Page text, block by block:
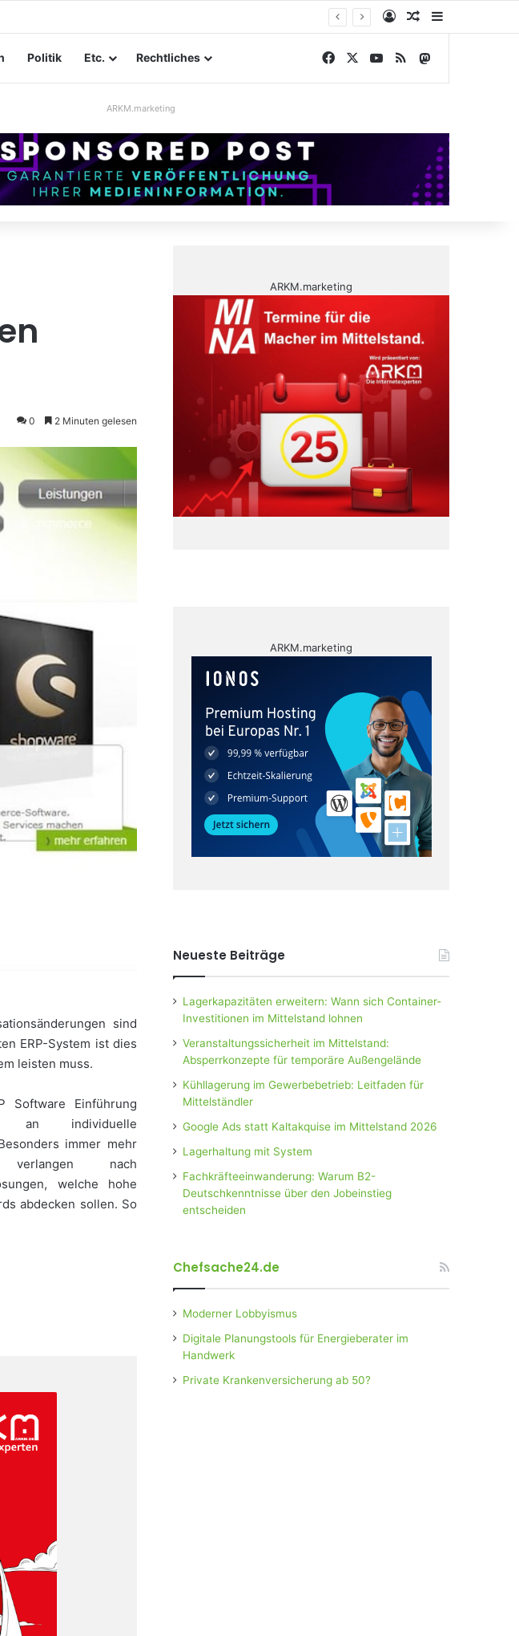
für temporäre Außengelände AnmeldenZufälliger
Politik Etc. Rechtliches Facebook YouTube
RSS
ARKM.marketing
0 2 Minuten gelesen
sind
ERP-System ist dies
leisten muss.
Software Einführung
an individuelle
immer mehr
verlangen nach
welche hohe
abdecken sollen. So
ARKM.marketing
ARKM.marketing
Neueste Beiträge
Lagerkapazitäten erweitern: Wann sich Container-
Investitionen im Mittelstand lohnen
Veranstaltungssicherheit im Mittelstand:
Absperrkonzepte für temporäre Außengelände
Kühllagerung im Gewerbebetrieb: Leitfaden für
Mittelständler
Google Ads statt Kaltakquise im Mittelstand 2026
Lagerhaltung mit System
Fachkräfteeinwanderung: Warum B2-
Deutschkenntnisse über den Jobeinstieg
entscheiden
Chefsache24.de
Moderner Lobbyismus
Digitale Planungstools für Energieberater im
Handwerk
Private Krankenversicherung ab 50?